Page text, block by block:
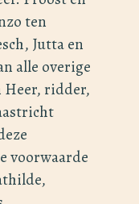
ten
Jutta en
alle overige
Heer, ridder,
voorwaarde